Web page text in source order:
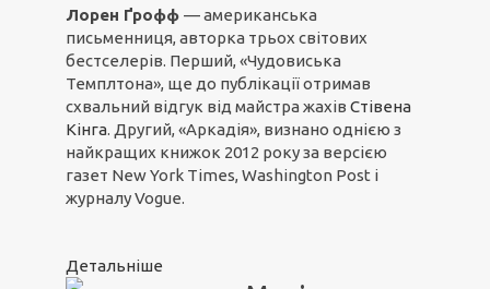
Лорен Ґрофф — американська
письменниця, авторка трьох світових
бестселерів. Перший, «Чудовиська
Темплтона», ще до публікації отримав
схвальний відгук від майстра жахів Стівена
Кінга. Другий, «Аркадія», визнано однією з
найкращих книжок 2012 року за версією
газет New York Times, Washington Post і
журналу Vogue.
Детальніше